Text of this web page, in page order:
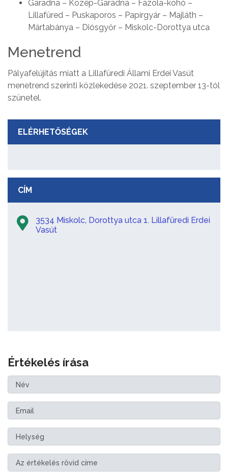
Garadna – Közép-Garadna – Fazola-kohó –
Lillafüred – Puskaporos – Papírgyár – Majláth –
Mártabánya – Diósgyőr – Miskolc-Dorottya utca
Menetrend
Pályafelújítás miatt a Lillafüredi Állami Erdei Vasút
menetrend szerinti közlekedése 2021. szeptember 13-tól
szünetel.
ELÉRHETŐSÉGEK
CÍM
3534 Miskolc, Dorottya utca 1. Lillafüredi Erdei
Vasút
Értékelés írása